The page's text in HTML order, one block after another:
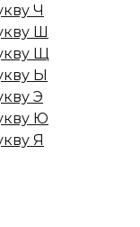
Ч
Ш
Щ
Ы
Э
Ю
Я